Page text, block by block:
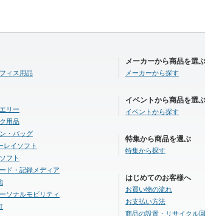
ィス用品
リー
用品
・バッグ
レイソフト
フト
ド・記録メディア
ソナルモビリティ
メーカーから商品を選ぶ
メーカーから探す
イベントから商品を選ぶ
イベントから探す
特集から商品を選ぶ
特集から探す
はじめてのお客様へ
お買い物の流れ
お支払い方法
商品の設置・リサイクル